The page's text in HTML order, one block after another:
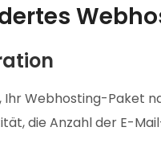
Webhosting-Paket
die Anzahl der E-